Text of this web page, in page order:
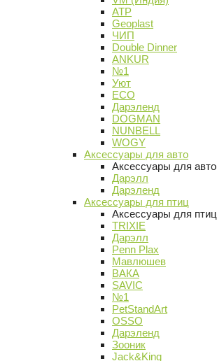
АТР
Geoplast
ЧИП
Double Dinner
ANKUR
№1
Уют
ECO
Дарэленд
DOGMAN
NUNBELL
WOGY
Аксессуары для авто
Аксессуары для авто
Дарэлл
Дарэленд
Аксессуары для птиц
Аксессуары для птиц
TRIXIE
Дарэлл
Penn Plax
Мавлюшев
ВАКА
SAVIC
№1
PetStandArt
OSSO
Дарэленд
Зооник
Jack&King